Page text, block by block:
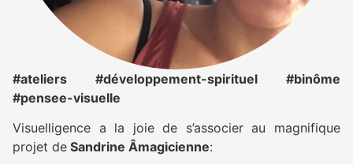
#ateliers #développement-spirituel #binôme
#pensee-visuelle
Visuelligence a la joie de s’associer au magnifique
projet de Sandrine Âmagicienne: